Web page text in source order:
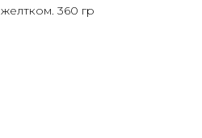
желтком. 360 гр